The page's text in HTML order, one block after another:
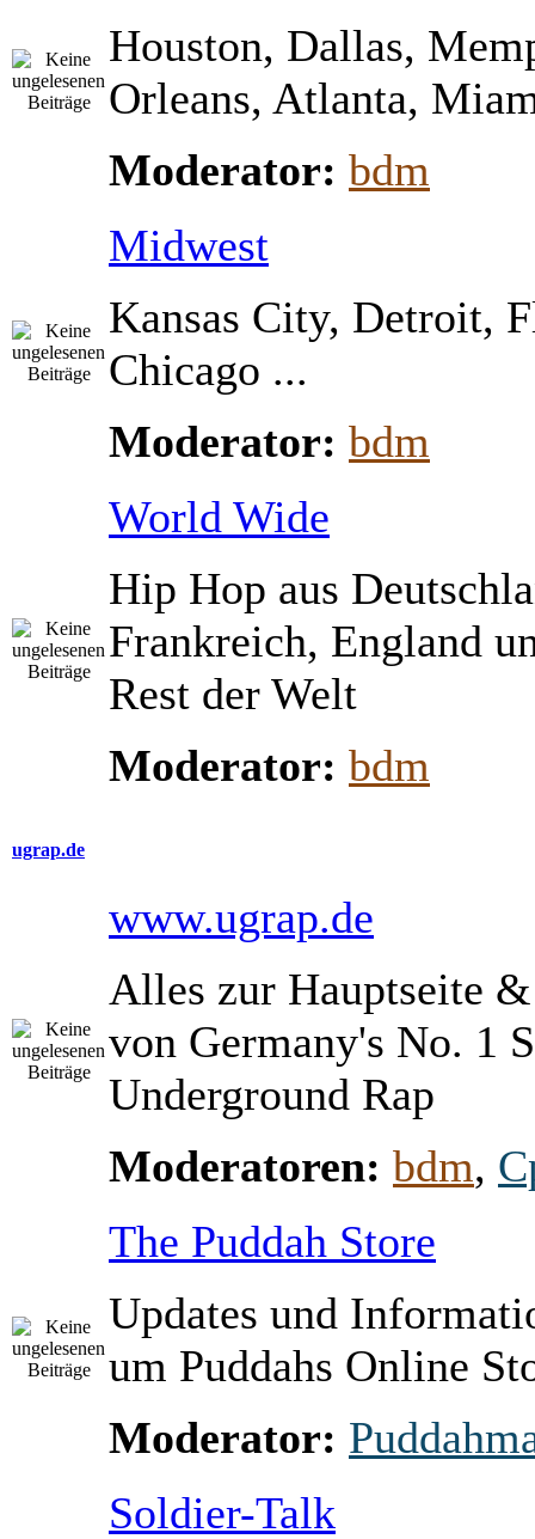
Houston, Dallas,
Orleans, Atlanta,
Moderator: bdm
Midwest
Kansas City, Detroit,
Chicago ...
Moderator: bdm
World Wide
Hip Hop aus
Frankreich, England
Rest der Welt
Moderator: bdm
ugrap.de
www.ugrap.de
Alles zur Hauptseite
von Germany's No. 1
Underground Rap
Moderatoren: bdm,
The Puddah Store
Updates und
um Puddahs Online
Moderator:
Soldier-Talk